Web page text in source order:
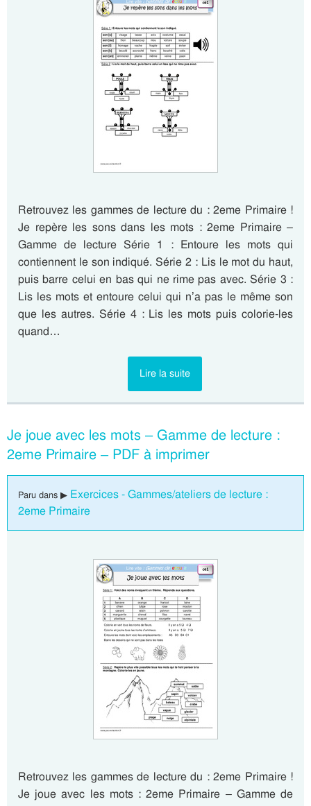
Retrouvez les gammes de lecture du : 2eme Primaire !
Je repère les sons dans les mots : 2eme Primaire –
Gamme de lecture Série 1 : Entoure les mots qui
contiennent le son indiqué. Série 2 : Lis le mot du haut,
puis barre celui en bas qui ne rime pas avec. Série 3 :
Lis les mots et entoure celui qui n’a pas le même son
que les autres. Série 4 : Lis les mots puis colorie-les
quand…
Lire la suite
Je joue avec les mots – Gamme de lecture :
2eme Primaire – PDF à imprimer
Paru dans ▶ Exercices - Gammes/ateliers de lecture :
2eme Primaire
Retrouvez les gammes de lecture du : 2eme Primaire !
Je joue avec les mots : 2eme Primaire – Gamme de